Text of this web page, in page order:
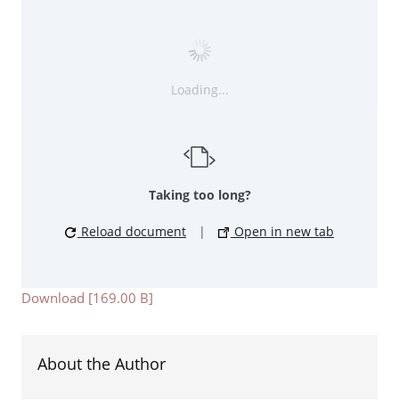
Loading...
Taking too long?
Reload document | Open in new tab
Download [169.00 B]
About the Author